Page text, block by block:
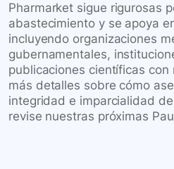
Pharmarket sigue rigurosas
abastecimiento y se apoya
incluyendo organizaciones
gubernamentales,
publicaciones científicas con
más detalles sobre cómo
integridad e imparcialidad
revise nuestras próximas